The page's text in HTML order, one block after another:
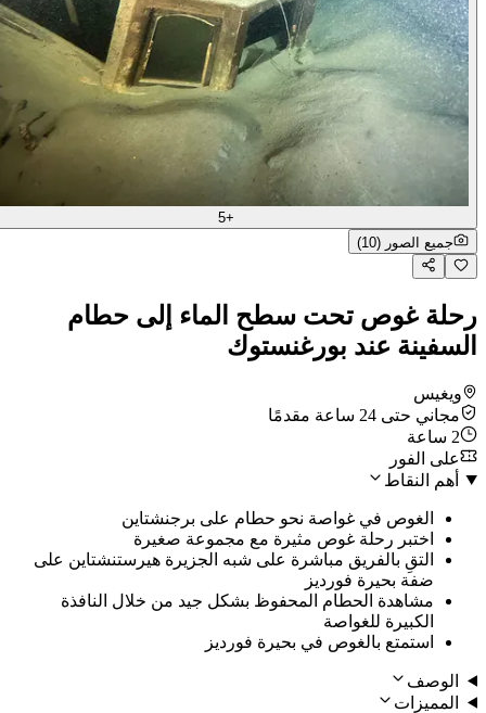
+5
جميع الصور (10)
رحلة غوص تحت سطح الماء إلى حطام
السفينة عند بورغنستوك
ويغيس
مجاني حتى 24 ساعة مقدمًا
2 ساعة
على الفور
أهم النقاط
الغوص في غواصة نحو حطام على برجنشتاين
اختبر رحلة غوص مثيرة مع مجموعة صغيرة
التقِ بالفريق مباشرة على شبه الجزيرة هيرستنشتاين على
ضفة بحيرة فورديز
مشاهدة الحطام المحفوظ بشكل جيد من خلال النافذة
الكبيرة للغواصة
استمتع بالغوص في بحيرة فورديز
الوصف
المميزات